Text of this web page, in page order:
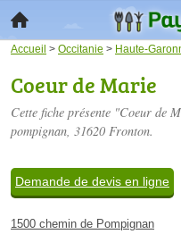
Accueil > Occitanie > Haute-
Coeur de Marie
Cette fiche présente "Coeur de
pompignan, 31620 Fronton.
Demande de devis en ligne
1500 chemin de Pompignan